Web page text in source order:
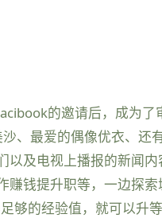
的邀请后，成为了
、最爱的偶像优衣、还
以及电视上播报的新闻
钱提升职等，一边探索
的经验值，就可以升等